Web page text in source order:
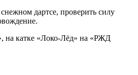
дартсе, проверить силу
на катке «Локо-Лёд» на «РЖД